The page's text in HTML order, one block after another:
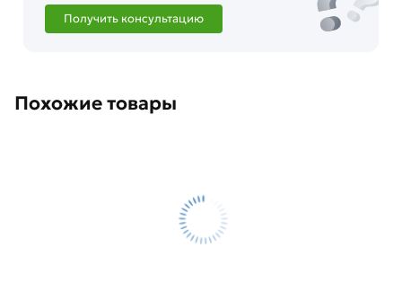
Получить консультацию
Похожие товары